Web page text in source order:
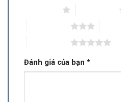
Đánh giá của bạn *